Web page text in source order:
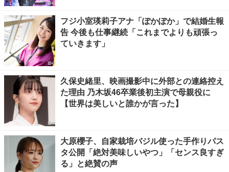
フジ小室瑛莉子アナ「ぽかぽか」で結婚生報
告 今後も仕事継続「これまでよりも頑張っ
ていきます」
久保史緒里、映画撮影中に外部との連絡控え
た理由 乃木坂46卒業後初主演で母親役に
【世界は美しいと誰かが言った】
大原櫻子、自家栽培バジル使った手作りパス
タ公開「絶対美味しいやつ」「センス良すぎ
る」と絶賛の声